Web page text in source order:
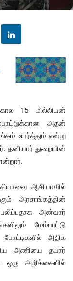
15 மில்லியன்
அதன்
உயர்த்தும் என்று
தனியார் துறையின்
ஆசியாவில்
அரசாங்கத்தின்
அன்வார்
மேம்பாட்டு
அதிக
அணியை தயார்
ஒரு அறிக்கையில்